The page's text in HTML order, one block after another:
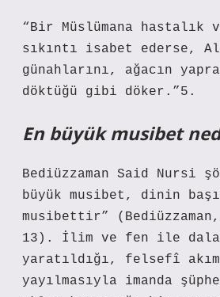
“Bir Müslümana hastalık
sıkıntı isabet ederse,
günahlarını, ağacın
döktüğü gibi döker.”5.
En büyük musibet
Bediüzzaman Said Nursi
büyük musibet, dinin
musibettir”
13). İlim ve fen ile
yaratıldığı, felsefî
yayılmasıyla imanda